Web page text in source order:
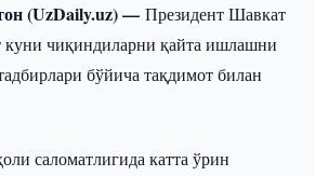
(UzDaily.uz) —Президент Шавкат
куни чиқиндиларни қайта ишлашни
бўйича тақдимот билан
саломатлигида катта ўрин